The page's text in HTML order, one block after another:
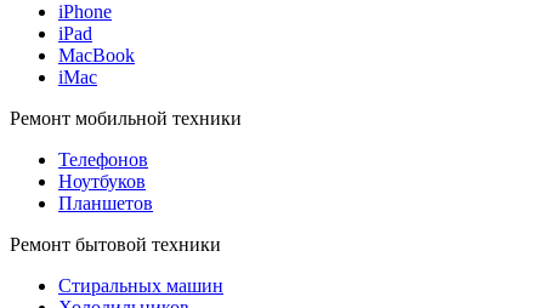
iPhone
iPad
MacBook
iMac
Ремонт мобильной техники
Телефонов
Ноутбуков
Планшетов
Ремонт бытовой техники
Стиральных машин